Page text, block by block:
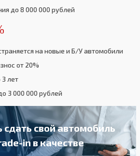
до 8 000 000 рублей
на новые и Б/У автомобили
от 20%
3 лет
3 000 000 рублей
свой автомобиль
in в качестве